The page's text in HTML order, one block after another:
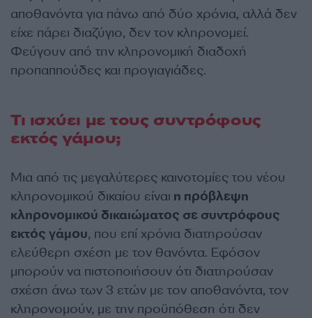
αποθανόντα για πάνω από δύο χρόνια, αλλά δεν
είχε πάρει διαζύγιο, δεν τον κληρονομεί.
Φεύγουν από την κληρονομική διαδοχή
προπαππούδες και προγιαγιάδες.
Τι ισχύει με τους συντρόφους
εκτός γάμου;
Μια από τις μεγαλύτερες καινοτομίες του νέου
κληρονομικού δικαίου είναι η πρόβλεψη
κληρονομικού δικαιώματος σε συντρόφους
εκτός γάμου, που επί χρόνια διατηρούσαν
ελεύθερη σχέση με τον θανόντα. Εφόσον
μπορούν να πιστοποιήσουν ότι διατηρούσαν
σχέση άνω των 3 ετών με τον αποθανόντα, τον
κληρονομούν, με την προϋπόθεση ότι δεν